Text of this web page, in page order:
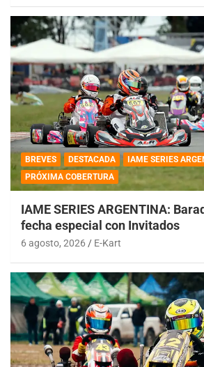
BREVES DESTACADA
IAME SERIES
PRÓXIMA COBERTURA
IAME SERIES ARGENTINA:
fecha especial con Invitados
6 agosto, 2026 E-Kart